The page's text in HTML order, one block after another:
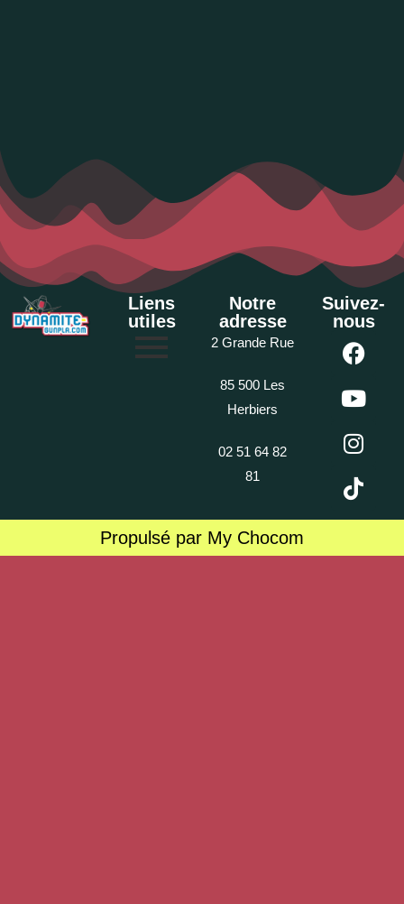
Liens
utiles
Notre
adresse
2 Grande Rue
85 500 Les
Herbiers
02 51 64 82
81
Suivez-
nous
Propulsé par My Chocom